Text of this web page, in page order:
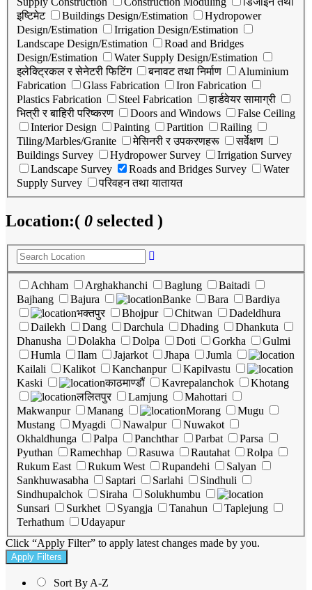
इष्टिमेट
Buildings Design/Estimation
Hydropower
Design/Estimation
Irrigation Design/Estimation
Landscape Design/Estimation
Road and Bridges
Design/Estimation
Water Supply Design/Estimation
इलेक्ट्रिकल र सेनेटरी फिटिंग
बनावट तथा निर्माण
Aluminium
Fabrication
Glass Fabrication
Iron Fabrication
Plastics Fabrication
Steel Fabrication
हार्डवेयर सामाग्री
भित्री र बाहिरी परिष्करण
Doors and Windows
False Ceiling
Interior Design
Painting Partition
Railing
Tiling/Marbles/Granite
मेसिनरी र उपकरणहरू
सर्वेक्षण
Buildings Survey
Hydropower Survey
Irrigation Survey
Landscape Survey
Roads and Bridges Survey
Water
Supply Survey
परिवहन तथा यातायत
Location:( 0 selected )
Achham Arghakhanchi Baglung
Baitadi
Bajhang
Bajura Banke Bara
Bardiya
भक्तपुर
Bhojpur Chitwan
Dadeldhura
Dailekh
Dang Darchula Dhading
Dhankuta
Dhanusha
Dolakha Dolpa Doti Gorkha
Gulmi
Humla
Ilam Jajarkot Jhapa
Jumla
Kailali
Kalikot Kanchanpur
Kapilvastu
Kaski
काठमाण्डौं Kavrepalanchok
Khotang
ललितपुर
Lamjung
Mahottari
Makwanpur
Manang Morang
Mugu
Mustang
Myagdi Nawalpur
Nuwakot
Okhaldhunga
Palpa Panchthar Parbat
Parsa
Pyuthan
Ramechhap Rasuwa Rautahat
Rolpa
Rukum East
Rukum West Rupandehi
Salyan
Sankhuwasabha
Saptari Sarlahi
Sindhuli
Sindhupalchok
Siraha
Solukhumbu
Sunsari
Surkhet Syangja Tanahun
Taplejung
Terhathum
Udayapur
Click “Apply Filter” to apply latest changes made by you.
Sort By A-Z